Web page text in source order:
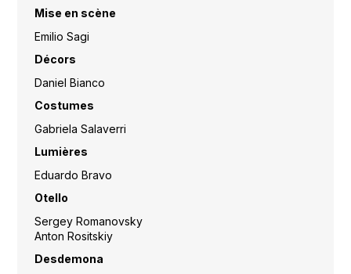
Mise en scène
Emilio Sagi
Décors
Daniel Bianco
Costumes
Gabriela Salaverri
Lumières
Eduardo Bravo
Otello
Sergey Romanovsky
Anton Rositskiy
Desdemona